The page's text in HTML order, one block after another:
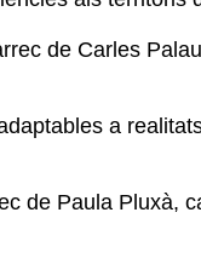
de Carles
a
de Paula Pluxà,